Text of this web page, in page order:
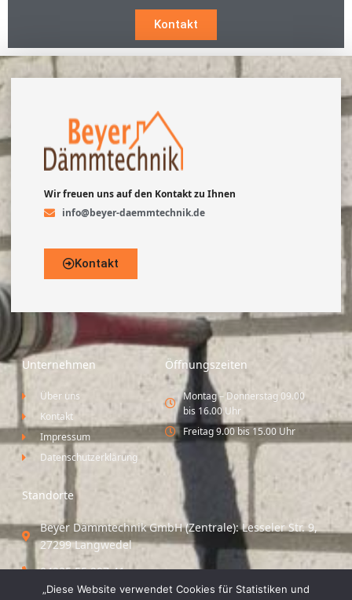
Kontakt
Wir freuen uns auf den Kontakt zu Ihnen
info@beyer-daemmtechnik.de
Kontakt
Unternehmen
Über uns
Kontakt
Impressum
Datenschutzerklärung
Öffnungszeiten
Montag – Donnerstag 09.00
bis 16.00 Uhr
Freitag 9.00 bis 15.00 Uhr
Standorte
Beyer Dämmtechnik GmbH (Zentrale): Lesseler Str. 9,
27299 Langwedel
04235 55 297 41
„Diese Website verwendet Cookies für Statistiken und